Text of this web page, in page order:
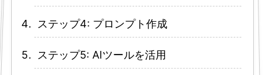
ステップ4: プロンプト作成
ステップ5: AIツールを活用